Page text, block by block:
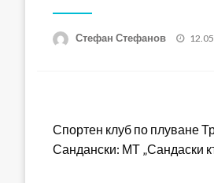
Стефан Стефанов
Спортен клуб по плуване
Сандански: МТ „Сандаски